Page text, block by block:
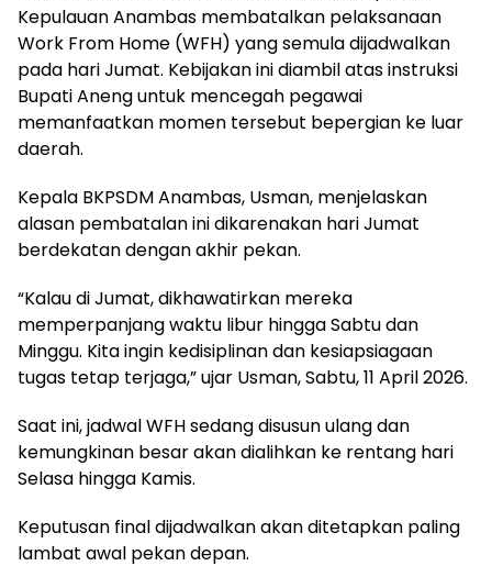
Kepulauan Anambas membatalkan pelaksanaan
Work From Home (WFH) yang semula dijadwalkan
pada hari Jumat. Kebijakan ini diambil atas instruksi
Bupati Aneng untuk mencegah pegawai
memanfaatkan momen tersebut bepergian ke luar
daerah.
Kepala BKPSDM Anambas, Usman, menjelaskan
alasan pembatalan ini dikarenakan hari Jumat
berdekatan dengan akhir pekan.
“Kalau di Jumat, dikhawatirkan mereka
memperpanjang waktu libur hingga Sabtu dan
Minggu. Kita ingin kedisiplinan dan kesiapsiagaan
tugas tetap terjaga,” ujar Usman, Sabtu, 11 April 2026.
Saat ini, jadwal WFH sedang disusun ulang dan
kemungkinan besar akan dialihkan ke rentang hari
Selasa hingga Kamis.
Keputusan final dijadwalkan akan ditetapkan paling
lambat awal pekan depan.